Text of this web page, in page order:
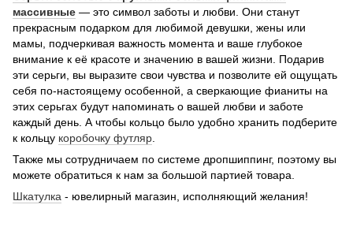
массивные — это символ заботы и любви. Они станут
прекрасным подарком для любимой девушки, жены или
мамы, подчеркивая важность момента и ваше глубокое
внимание к её красоте и значению в вашей жизни. Подарив
эти серьги, вы выразите свои чувства и позволите ей ощущать
себя по-настоящему особенной, а сверкающие фианиты на
этих серьгах будут напоминать о вашей любви и заботе
каждый день. А чтобы кольцо было удобно хранить подберите
к кольцу коробочку футляр.
Также мы сотрудничаем по системе дропшиппинг, поэтому вы
можете обратиться к нам за большой партией товара.
Шкатулка - ювелирный магазин, исполняющий желания!